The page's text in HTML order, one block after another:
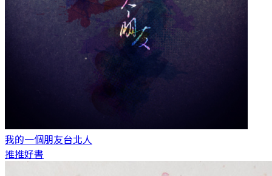
我的一個朋友台北人
推推好書